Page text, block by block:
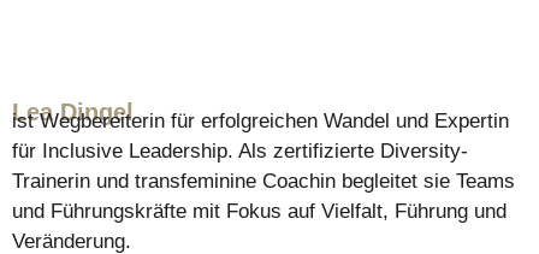
Lea Dingel
ist Wegbereiterin für erfolgreichen Wandel und Expertin
für Inclusive Leadership. Als zertifizierte Diversity-
Trainerin und transfeminine Coachin begleitet sie Teams
und Führungskräfte mit Fokus auf Vielfalt, Führung und
Veränderung.